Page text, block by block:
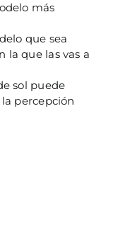
más
que sea
la que las vas a
sol puede
percepción